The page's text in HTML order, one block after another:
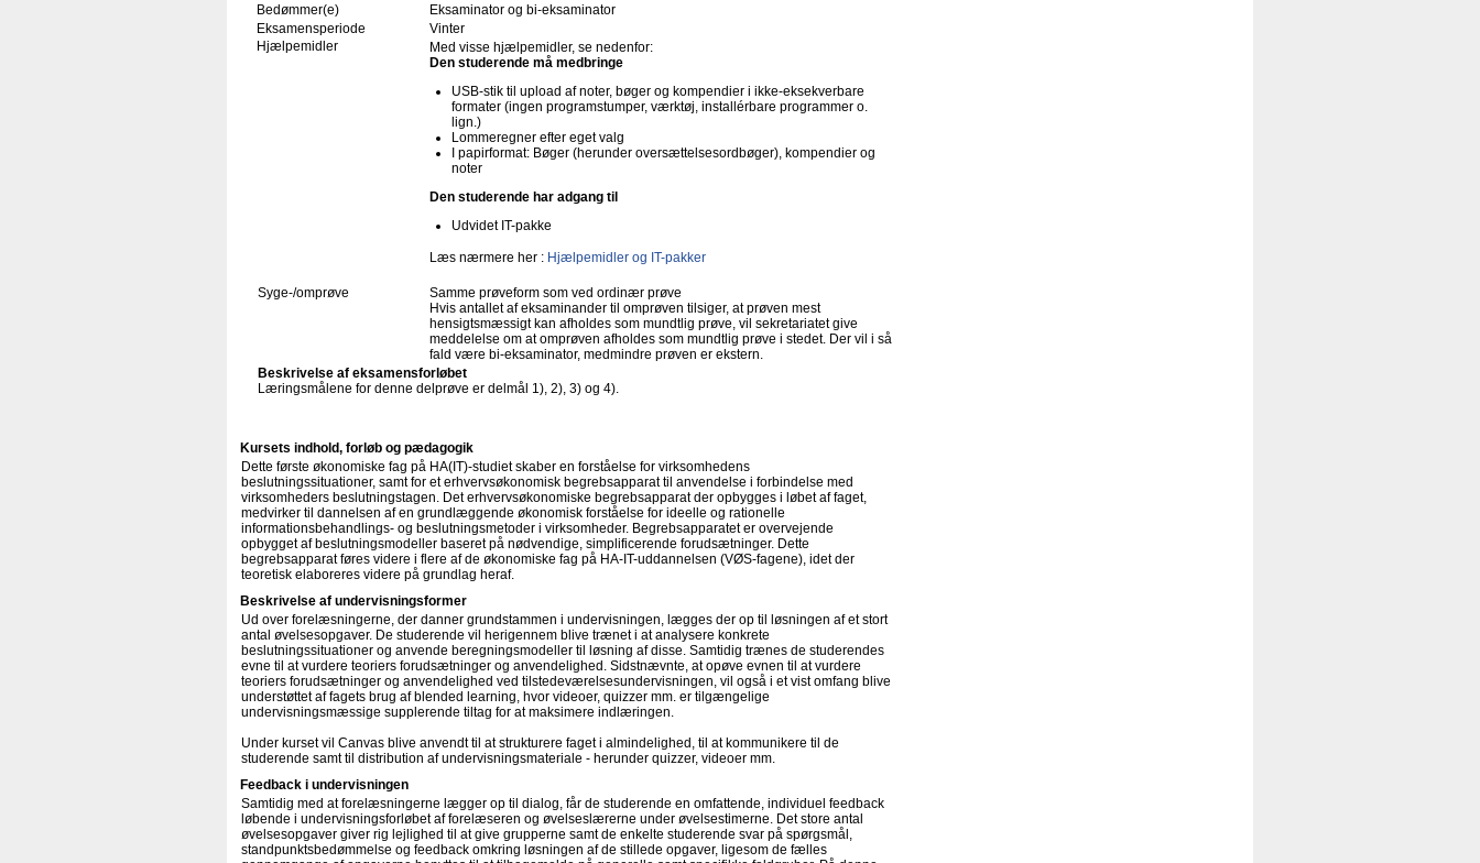
Bedømmer(e)
Eksaminator og bi-eksaminator
Eksamensperiode
Vinter
Hjælpemidler
Med visse hjælpemidler, se nedenfor:
Den studerende må medbringe
USB-stik til upload af noter, bøger og kompendier i ikke-eksekverbare
formater (ingen programstumper, værktøj, installérbare programmer o.
lign.)
Lommeregner efter eget valg
I papirformat: Bøger (herunder oversættelsesordbøger), kompendier og
noter
Den studerende har adgang til
Udvidet IT-pakke
Læs nærmere her : Hjælpemidler og IT-pakker
Syge-/omprøve
Samme prøveform som ved ordinær prøve
Hvis antallet af eksaminander til omprøven tilsiger, at prøven mest
hensigtsmæssigt kan afholdes som mundtlig prøve, vil sekretariatet give
meddelelse om at omprøven afholdes som mundtlig prøve i stedet. Der vil i så
fald være bi-eksaminator, medmindre prøven er ekstern.
Beskrivelse af eksamensforløbet
Læringsmålene for denne delprøve er delmål 1), 2), 3) og 4).
Kursets indhold, forløb og pædagogik
Dette første økonomiske fag på HA(IT)-studiet skaber en forståelse for virksomhedens
beslutningssituationer, samt for et erhvervsøkonomisk begrebsapparat til anvendelse i forbindelse med
virksomheders beslutningstagen. Det erhvervsøkonomiske begrebsapparat der opbygges i løbet af faget,
medvirker til dannelsen af en grundlæggende økonomisk forståelse for ideelle og rationelle
informationsbehandlings- og beslutningsmetoder i virksomheder. Begrebsapparatet er overvejende
opbygget af beslutningsmodeller baseret på nødvendige, simplificerende forudsætninger. Dette
begrebsapparat føres videre i flere af de økonomiske fag på HA-IT-uddannelsen (VØS-fagene), idet der
teoretisk elaboreres videre på grundlag heraf.
Beskrivelse af undervisningsformer
Ud over forelæsningerne, der danner grundstammen i undervisningen, lægges der op til løsningen af et stort
antal øvelsesopgaver. De studerende vil herigennem blive trænet i at analysere konkrete
beslutningssituationer og anvende beregningsmodeller til løsning af disse. Samtidig trænes de studerendes
evne til at vurdere teoriers forudsætninger og anvendelighed. Sidstnævnte, at opøve evnen til at vurdere
teoriers forudsætninger og anvendelighed ved tilstedeværelsesundervisningen, vil også i et vist omfang blive
understøttet af fagets brug af blended learning, hvor videoer, quizzer mm. er tilgængelige
undervisningsmæssige supplerende tiltag for at maksimere indlæringen.
Under kurset vil Canvas blive anvendt til at strukturere faget i almindelighed, til at kommunikere til de
studerende samt til distribution af undervisningsmateriale - herunder quizzer, videoer mm.
Feedback i undervisningen
Samtidig med at forelæsningerne lægger op til dialog, får de studerende en omfattende, individuel feedback
løbende i undervisningsforløbet af forelæseren og øvelseslærerne under øvelsestimerne. Det store antal
øvelsesopgaver giver rig lejlighed til at give grupperne samt de enkelte studerende svar på spørgsmål,
standpunktsbedømmelse og feedback omkring løsningen af de stillede opgaver, ligesom de fælles